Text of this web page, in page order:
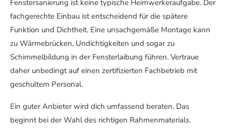
Fenstersanierung ist keine typische Heimwerkeraufgabe. Der
fachgerechte Einbau ist entscheidend für die spätere
Funktion und Dichtheit. Eine unsachgemäße Montage kann
zu Wärmebrücken, Undichtigkeiten und sogar zu
Schimmelbildung in der Fensterlaibung führen. Vertraue
daher unbedingt auf einen zertifizierten Fachbetrieb mit
geschultem Personal.
Ein guter Anbieter wird dich umfassend beraten. Das
beginnt bei der Wahl des richtigen Rahmenmaterials.